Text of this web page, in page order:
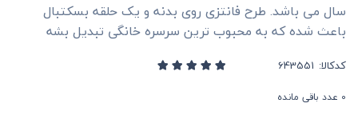
سال می باشد. طرح فانتزی روی بدنه و یک حلقه بسکتبال
باعث شده که به محبوب ترین سرسره خانگی تبدیل بشه
کدکالا:
0 عدد باقی مانده